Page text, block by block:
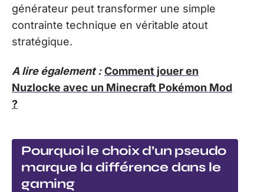
générateur peut transformer une simple
contrainte technique en véritable atout
stratégique.
A lire également : Comment jouer en
Nuzlocke avec un Minecraft Pokémon Mod
?
Pourquoi le choix d’un pseudo
marque la différence dans le
gaming